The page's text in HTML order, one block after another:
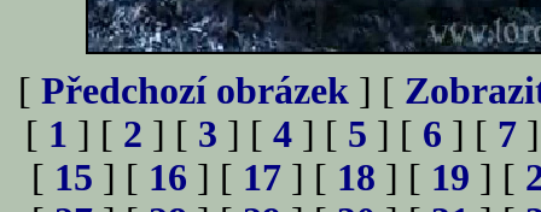
[ Předchozí obrázek ] [
[ 1 ] [ 2 ] [ 3 ] [ 4 ] [ 5 ] [ 6 ] [ 7
[ 15 ] [ 16 ] [ 17 ] [ 18 ] [ 19 ] [